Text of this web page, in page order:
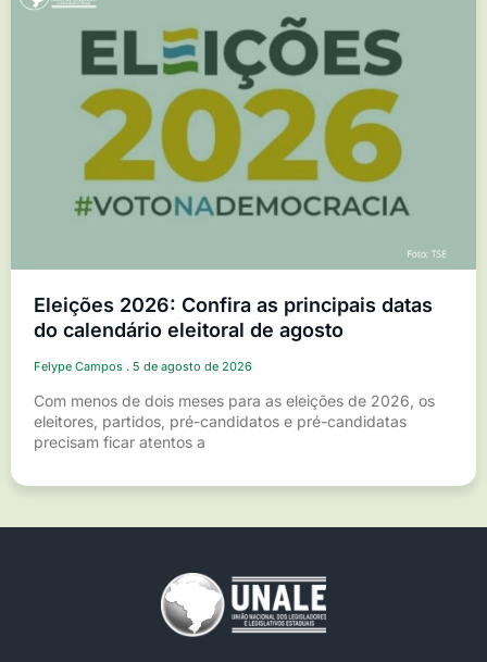
Eleições 2026: Confira as principais datas
do calendário eleitoral de agosto
Felype Campos 5 de agosto de 2026
Com menos de dois meses para as eleições de 2026, os
eleitores, partidos, pré-candidatos e pré-candidatas
precisam ficar atentos a